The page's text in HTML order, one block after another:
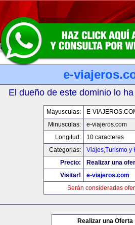
e-
El dueño de este dominio lo
Mayusculas:
E-
Minusculas:
e-viajeros.com
Longitud:
10 caracteres
Categorias:
Viajes,Turismo y
Precio:
Realizar una
Visitar!
e-viajeros.com
Serán consideradas
Realizar una Oferta